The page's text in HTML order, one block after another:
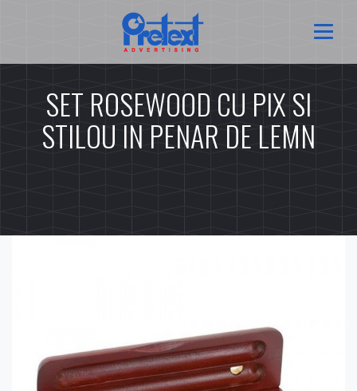
SET ROSEWOOD CU PIX SI
STILOU IN PENAR DE LEMN